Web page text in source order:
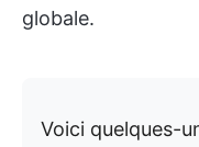
globale.
Voici quelques-